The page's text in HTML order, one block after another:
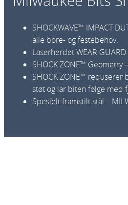
SHOCKWAVE™ IMPACT
alle bore- og festebehov.
Laserherdet WEAR
SHOCK ZONE™ Geometry
SHOCK ZONE™ reduserer
støt og lar biten følge
Spesielt framstilt stål –